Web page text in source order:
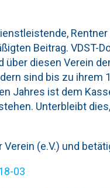
Rentner
Beitrag. VDST-
über diesen Verein
sind bis zu ihrem
Jahres ist dem
Unterbleibt
(e.V.) und
03